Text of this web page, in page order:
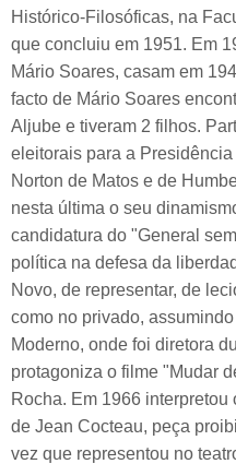
Histórico-Filosóficas, na
que concluiu em 1951. Em
Mário Soares, casam em
facto de Mário Soares
Aljube e tiveram 2 filhos.
eleitorais para a
Norton de Matos e de
nesta última o seu
candidatura do "General
política na defesa da
Novo, de representar, de
como no privado,
Moderno, onde foi diretora
protagoniza o filme "Mudar
Rocha. Em 1966
de Jean Cocteau, peça
vez que representou no